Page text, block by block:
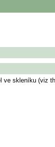
skleníku (viz